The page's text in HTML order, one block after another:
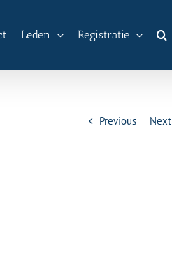
Leden Registratie
Previous Next